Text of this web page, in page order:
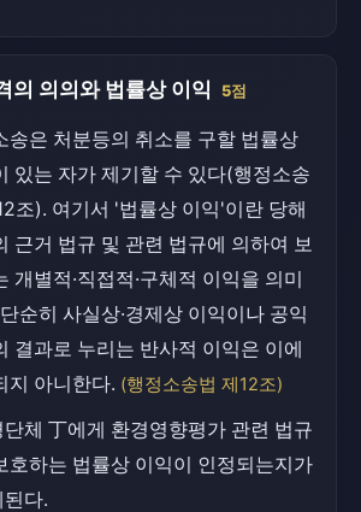
의 의의와 법률상 이익 5점
송은 처분등의 취소를 구할 법률상
있는 자가 제기할 수 있다(행정소송
조). 여기서 '법률상 이익'이란 당해
근거 법규 및 관련 법규에 의하여 보
개별적·직접적·구체적 이익을 의미
순히 사실상·경제상 이익이나 공익
결과로 누리는 반사적 이익은 이에
지 아니한다. (행정소송법 제12조)
단체 丁에게 환경영향평가 관련 법규
호하는 법률상 이익이 인정되는지가
된다.